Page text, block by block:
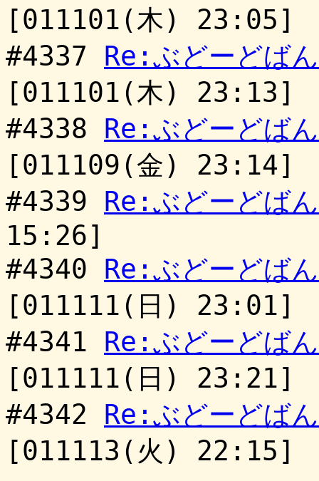
[011101(木) 23:05]
#4337 Re:ぶどーどば
[011101(木) 23:13]
#4338 Re:ぶどーどば
[011109(金) 23:14]
#4339 Re:ぶどーどば
15:26]
#4340 Re:ぶどーどば
[011111(日) 23:01]
#4341 Re:ぶどーどば
[011111(日) 23:21]
#4342 Re:ぶどーどば
[011113(火) 22:15]